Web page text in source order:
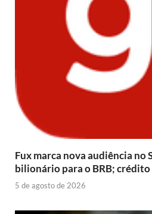
Fux marca nova audiência no
bilionário para o BRB;
5 de agosto de 2026